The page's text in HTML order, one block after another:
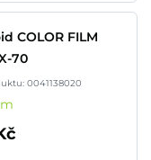
COLOR FILM
70
0041138020